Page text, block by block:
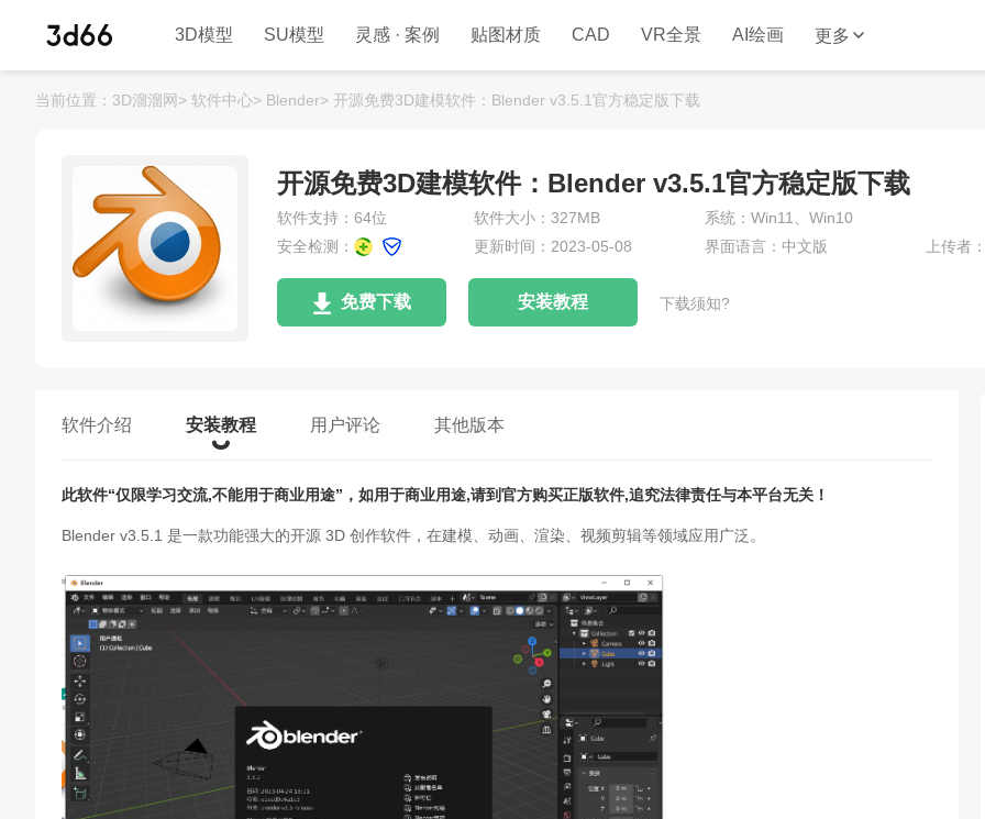
3D模型 SU模型 灵感 · 案例 贴图材质 CAD VR全景 AI绘画 更多
当前位置： 3D溜溜网> 软件中心> Blender> 开源免费3D建模软件：Blender v3.5.1官方稳定版下载
开源免费3D建模软件：Blender v3.5.1官方稳定版下载
软件支持：64位 软件大小：327MB
系统：Win11、Win10
安全检测：
更新时间：2023-05-08 界面语言：中文版 上传者
免费下载 安装教程 下载须知?
软件介绍 安装教程 用户评论 其他版本
此软件“仅限学习交流,不能用于商业用途”，如用于商业用途,请到官方购买正版软件,追究法律责任与本平台无关！
Blender v3.5.1 是一款功能强大的开源 3D 创作软件，在建模、动画、渲染、视频剪辑等领域应用广泛。